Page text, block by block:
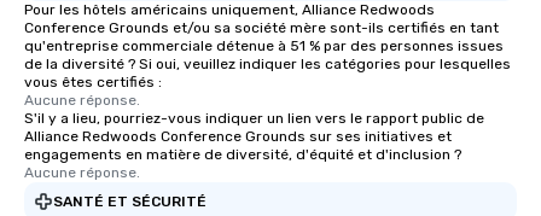
Pour les hôtels américains uniquement, Alliance Redwoods
Conference Grounds et/ou sa société mère sont-ils certifiés en tant
qu'entreprise commerciale détenue à 51 % par des personnes issues
de la diversité ? Si oui, veuillez indiquer les catégories pour lesquelles
vous êtes certifiés :
Aucune réponse.
S'il y a lieu, pourriez-vous indiquer un lien vers le rapport public de
Alliance Redwoods Conference Grounds sur ses initiatives et
engagements en matière de diversité, d'équité et d'inclusion ?
Aucune réponse.
SANTÉ ET SÉCURITÉ